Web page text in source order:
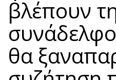
βλέπουν
θα